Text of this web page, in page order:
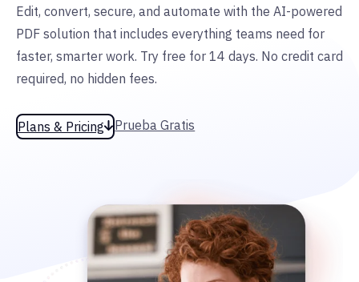
Edit, convert, secure, and automate with the AI-powered
PDF solution that includes everything teams need for
faster, smarter work. Try free for 14 days. No credit card
required, no hidden fees.
Plans & Pricing Prueba Gratis